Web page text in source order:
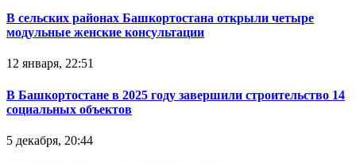
В сельских районах Башкортостана открыли четыре
модульные женские консультации
12 января, 22:51
В Башкортостане в 2025 году завершили строительство 14
социальных объектов
5 декабря, 20:44